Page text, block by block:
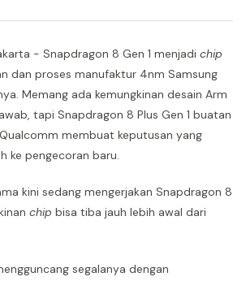
- Snapdragon 8 Gen 1 menjadi chip
dan proses manufaktur 4nm Samsung
Memang ada kemungkinan desain Arm
tapi Snapdragon 8 Plus Gen 1 buatan
membuat keputusan yang
ke pengecoran baru.
kini sedang mengerjakan Snapdragon 8
chip bisa tiba jauh lebih awal dari
segalanya dengan